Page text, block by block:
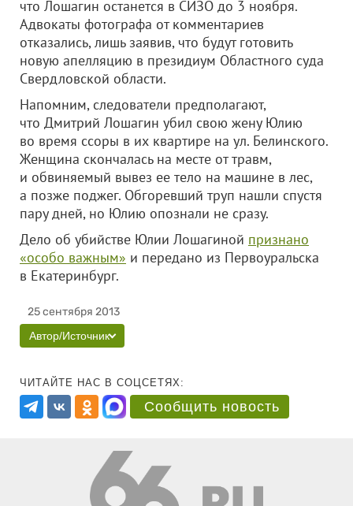
что Лошагин останется в СИЗО до 3 ноября.
Адвокаты фотографа от комментариев
отказались, лишь заявив, что будут готовить
новую апелляцию в президиум Областного суда
Свердловской области.
Напомним, следователи предполагают,
что Дмитрий Лошагин убил свою жену Юлию
во время ссоры в их квартире на ул. Белинского.
Женщина скончалась на месте от травм,
и обвиняемый вывез ее тело на машине в лес,
а позже поджег. Обгоревший труп нашли спустя
пару дней, но Юлию опознали не сразу.
Дело об убийстве Юлии Лошагиной признано
«особо важным» и передано из Первоуральска
в Екатеринбург.
25 сентября 2013
Автор/Источник
ЧИТАЙТЕ НАС В СОЦСЕТЯХ:
Сообщить новость